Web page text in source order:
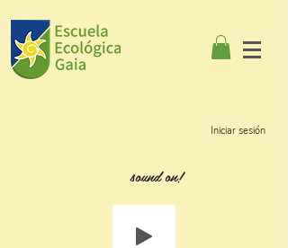
Iniciar sesión
sound on!